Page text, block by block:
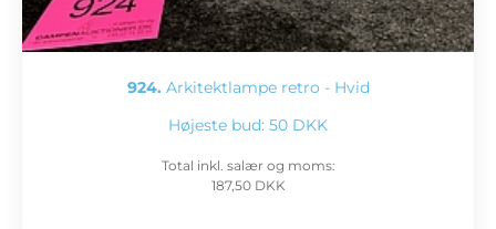
924. Arkitektlampe retro - Hvid
Højeste bud: 50 DKK
Total inkl. salær og moms:
187,50 DKK